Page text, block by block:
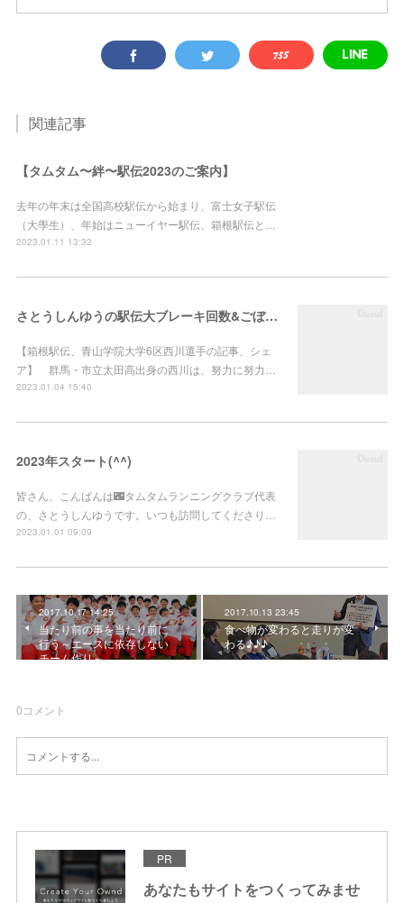
関連記事
【タムタム〜絆〜駅伝2023のご案内】
去年の年末は全国高校駅伝から始まり、富士女子駅伝
（大學生）、年始はニューイヤー駅伝、箱根駅伝と…
2023.01.11 13:32
さとうしんゆうの駅伝大ブレーキ回数&ごぼう抜き&大逆転したおはなし
【箱根駅伝、青山学院大学6区西川選手の記事、シェ
ア】 群馬・市立太田高出身の西川は、努力に努力…
2023.01.04 15:40
2023年スタート(^^)
皆さん、こんばんは🌃タムタムランニングクラブ代表
の、さとうしんゆうです。いつも訪問してくださり…
2023.01.01 09:09
2017.10.17 14:25
当たり前の事を当たり前に
行う～エースに依存しない
チーム作り～
2017.10.13 23:45
食べ物が変わると走りが変
わる♪♪♪
0コメント
PR
あなたもサイトをつくってみませ